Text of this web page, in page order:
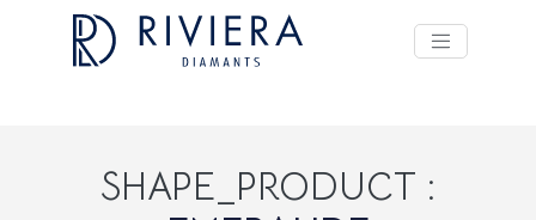
SHAPE_PRODUCT :